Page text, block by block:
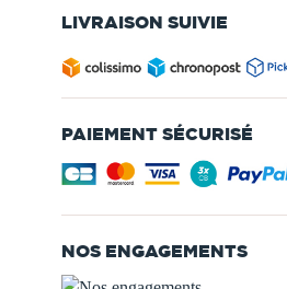
LIVRAISON SUIVIE
PAIEMENT SÉCURISÉ
NOS ENGAGEMENTS